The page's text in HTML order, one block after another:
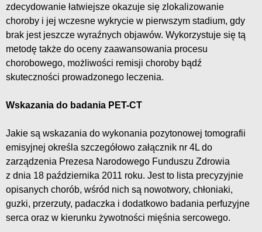
zdecydowanie łatwiejsze okazuje się zlokalizowanie
choroby i jej wczesne wykrycie w pierwszym stadium, gdy
brak jest jeszcze wyraźnych objawów. Wykorzystuje się tą
metodę także do oceny zaawansowania procesu
chorobowego, możliwości remisji choroby bądź
skuteczności prowadzonego leczenia.
Wskazania do badania PET-CT
Jakie są wskazania do wykonania pozytonowej tomografii
emisyjnej określa szczegółowo załącznik nr 4L do
zarządzenia Prezesa Narodowego Funduszu Zdrowia
z dnia 18 października 2011 roku. Jest to lista precyzyjnie
opisanych chorób, wśród nich są nowotwory, chłoniaki,
guzki, przerzuty, padaczka i dodatkowo badania perfuzyjne
serca oraz w kierunku żywotności mięśnia sercowego.